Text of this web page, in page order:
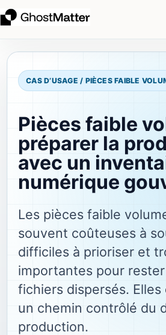
CAS D’USAGE / PIÈCES FAIBLE
Pièces faible
préparer la
avec un
numérique
Les pièces faible
souvent coûteuses à
difficiles à prioriser et
importantes pour
fichiers dispersés.
un chemin contrôlé du
production.